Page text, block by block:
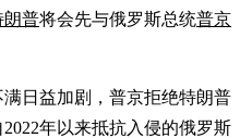
朗普将会先与俄罗斯总统普京
日益加剧，普京拒绝特朗普
年以来抵抗入侵的俄罗斯